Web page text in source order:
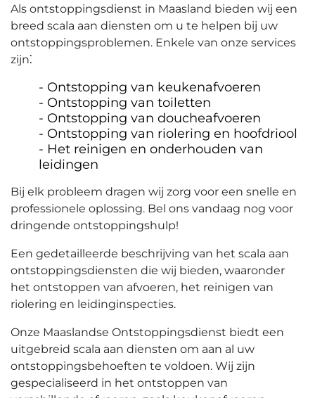
Als ontstoppingsdienst in Maasland bieden wij een
breed scala aan diensten om u te helpen bij uw
ontstoppingsproblemen.​ Enkele van onze services
zijn⁚
Ontstopping van keukenafvoeren
Ontstopping van toiletten
Ontstopping van doucheafvoeren
Ontstopping van riolering en hoofdriool
Het reinigen en onderhouden van
leidingen
Bij elk probleem dragen wij zorg voor een snelle en
professionele oplossing. Bel ons vandaag nog voor
dringende ontstoppingshulp!​
Een gedetailleerde beschrijving van het scala aan
ontstoppingsdiensten die wij bieden, waaronder
het ontstoppen van afvoeren, het reinigen van
riolering en leidinginspecties.​
Onze Maaslandse Ontstoppingsdienst biedt een
uitgebreid scala aan diensten om aan al uw
ontstoppingsbehoeften te voldoen.​ Wij zijn
gespecialiseerd in het ontstoppen van